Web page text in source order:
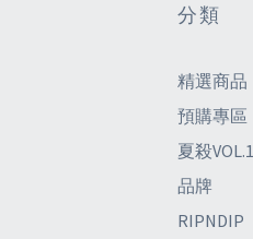
分類
精選商品
預購專區
夏殺VOL.1
品牌
RIPNDIP